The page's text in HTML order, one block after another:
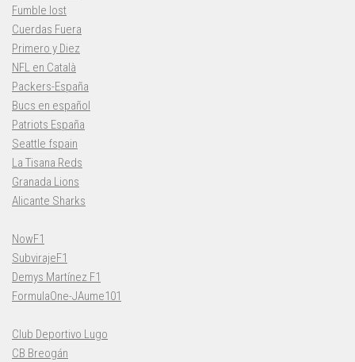
Fumble lost
Cuerdas Fuera
Primero y Diez
NFL en Català
Packers-España
Bucs en español
Patriots España
Seattle fspain
La Tisana Reds
Granada Lions
Alicante Sharks
NowF1
SubvirajeF1
Demys Martínez F1
FormulaOne-JAume101
Club Deportivo Lugo
CB Breogán